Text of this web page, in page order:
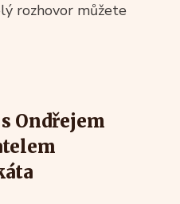
rozhovor můžete
Ondřejem